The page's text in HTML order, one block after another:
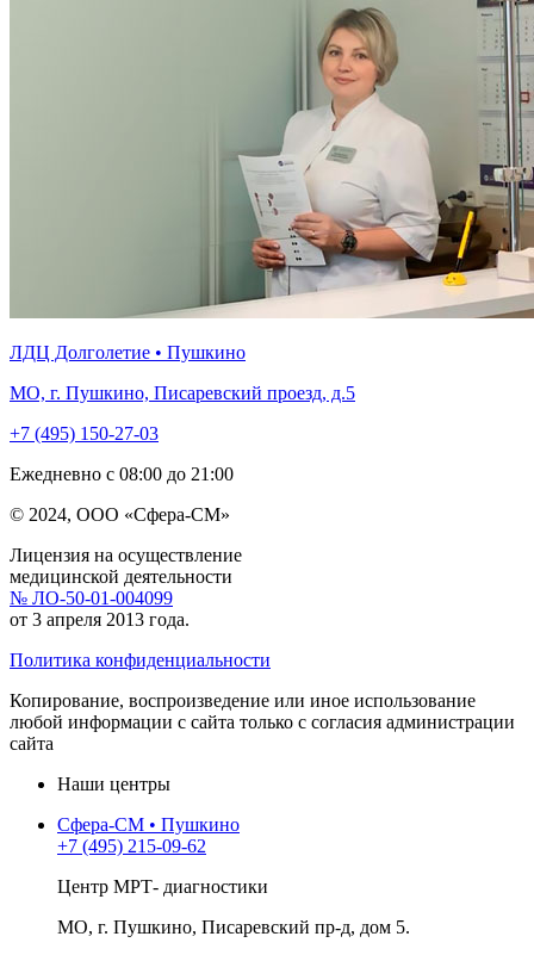
ЛДЦ Долголетие • Пушкино
МО, г. Пушкино, Писаревский проезд, д.5
+7 (495) 150-27-03
Ежедневно с 08:00 до 21:00
© 2024, ООО «Сфера-СМ»
Лицензия на осуществление
медицинской деятельности
№ ЛО-50-01-004099
от 3 апреля 2013 года.
Политика конфиденциальности
Копирование, воспроизведение или иное использование
любой информации с сайта только с согласия администрации
сайта
Наши центры
Сфера-СМ • Пушкино
+7 (495) 215-09-62
Центр МРТ- диагностики
МО, г. Пушкино, Писаревский пр-д, дом 5.